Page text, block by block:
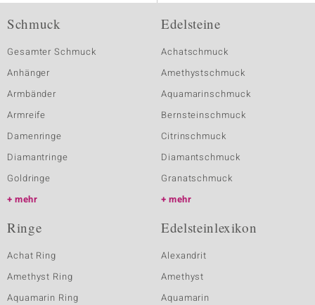
Schmuck
Gesamter Schmuck
Anhänger
Armbänder
Armreife
Damenringe
Diamantringe
Goldringe
mehr
Edelsteine
Achatschmuck
Amethystschmuck
Aquamarinschmuck
Bernsteinschmuck
Citrinschmuck
Diamantschmuck
Granatschmuck
mehr
Ringe
Achat Ring
Amethyst Ring
Aquamarin Ring
Edelsteinlexikon
Alexandrit
Amethyst
Aquamarin